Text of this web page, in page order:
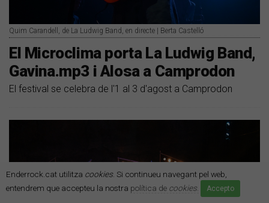
Enderrock.cat utilitza cookies. Si continueu navegant pel web,
entendrem que accepteu la nostra política de cookies. Accepto
Quim Carandell, de La Ludwig Band, en directe | Berta Castelló
El Microclima porta La Ludwig Band,
Gavina.mp3 i Alosa a Camprodon
El festival se celebra de l'1 al 3 d'agost a Camprodon